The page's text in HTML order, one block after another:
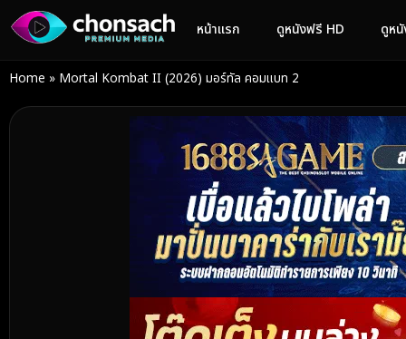
หน้าแรก ดูหนังฟรี HD ดูห
Home » Mortal Kombat II (2026) มอร์ทัล คอมแบท 2